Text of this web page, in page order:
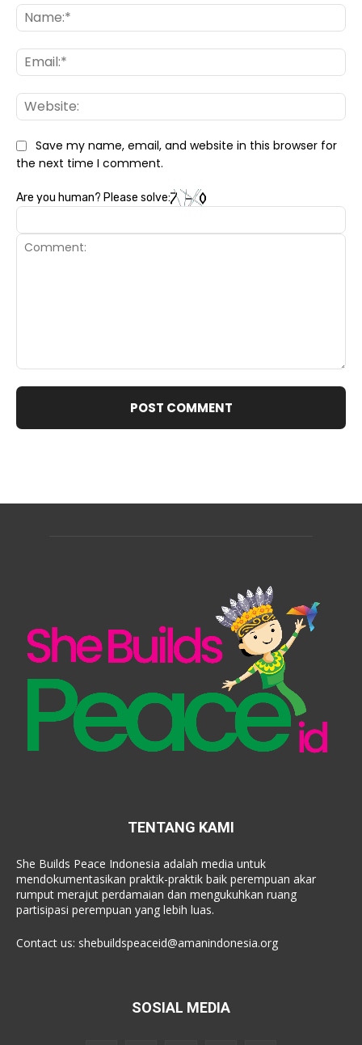
Save my name, email, and website in this browser for
the next time I comment.
Are you human? Please solve:
TENTANG KAMI
She Builds Peace Indonesia adalah media untuk
mendokumentasikan praktik-praktik baik perempuan akar
rumput merajut perdamaian dan mengukuhkan ruang
partisipasi perempuan yang lebih luas.
Contact us: shebuildspeaceid@amanindonesia.org
SOSIAL MEDIA